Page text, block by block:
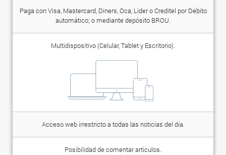
Paga con Visa, Mastercard, Diners, Oca, Lider o Creditel por Débito
automático; o mediante depósito BROU.
Multidispositivo (Celular, Tablet y Escritorio).
Acceso web irrestricto a todas las noticias del día.
Posibilidad de comentar artículos.